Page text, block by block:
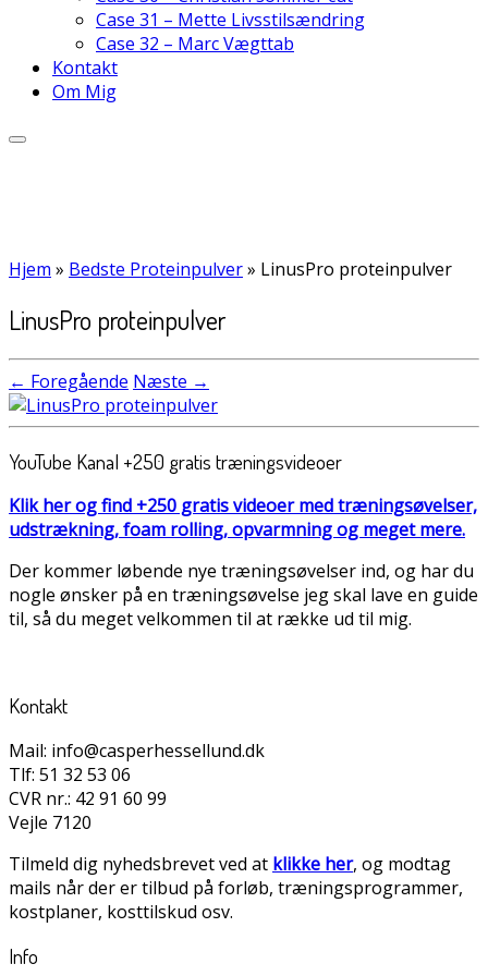
Case 31 – Mette Livsstilsændring
Case 32 – Marc Vægttab
Kontakt
Om Mig
Hjem » Bedste Proteinpulver» LinusPro proteinpulver
LinusPro proteinpulver
← Foregående Næste →
YouTube Kanal +250 gratis træningsvideoer
Klik her og find +250 gratis videoer med træningsøvelser,
udstrækning, foam rolling, opvarmning og meget mere.
Der kommer løbende nye træningsøvelser ind, og har du
nogle ønsker på en træningsøvelse jeg skal lave en guide
til, så du meget velkommen til at række ud til mig.
Kontakt
Mail: info@casperhessellund.dk
Tlf: 51 32 53 06
CVR nr.: 42 91 60 99
Vejle 7120
Tilmeld dig nyhedsbrevet ved at klikke her, og modtag
mails når der er tilbud på forløb, træningsprogrammer,
kostplaner, kosttilskud osv.
Info